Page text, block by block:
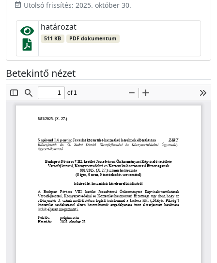
event_available Utolsó frissítés: 2025. október 30.
határozat
511 KB PDF dokumentum
Betekintő nézet